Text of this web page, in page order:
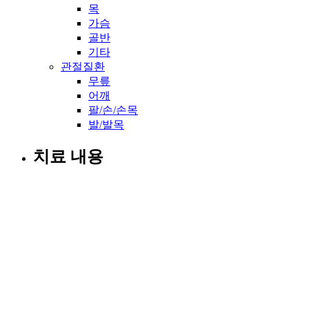
목
가슴
골반
기타
관절질환
무릎
어깨
팔/손/손목
발/발목
치료 내용